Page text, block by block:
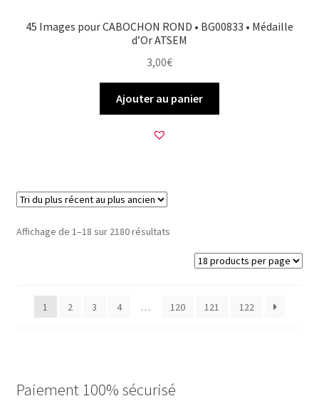
45 Images pour CABOCHON ROND • BG00833 • Médaille
d’Or ATSEM
3,00€
Ajouter au panier
Affichage de 1–18 sur 2180 résultatsTrié
plus
1 2 3 4 … 120 121 122
Paiement 100% sécurisé